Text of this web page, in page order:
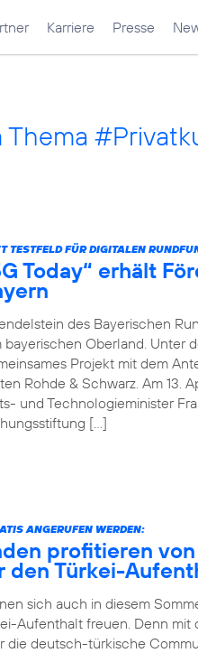
Karriere Presse
Thema
TESTFELD FÜR DIGITALEN
Today“ erhält
des Bayerischen
Oberland. Unter
Projekt mit dem
Rohde & Schwarz. Am 13.
und Technologieminister
[…]
ANGERUFEN WERDEN:
profitieren
den Türkei-
sich auch in diesem
Aufenthalt freuen. Denn mit
die deutsch-türkische